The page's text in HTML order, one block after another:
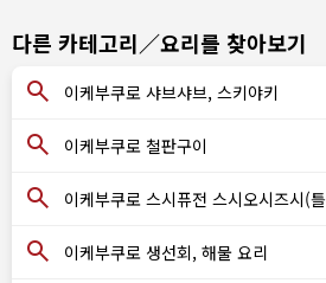
다른 카테고리／요리를 찾아보기
이케부쿠로 샤브샤브, 스키야키
이케부쿠로 철판구이
이케부쿠로 스시퓨전 스시오시즈시(
이케부쿠로 생선회, 해물 요리